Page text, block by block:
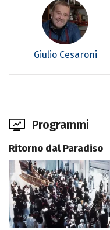
Giulio Cesaroni
Programmi
Ritorno dal Paradiso